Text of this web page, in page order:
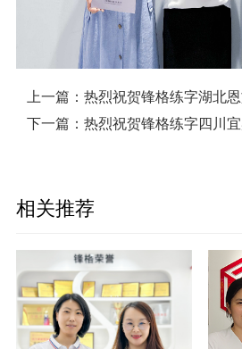
上一篇： 热烈祝贺锋格练字湖北
下一篇： 热烈祝贺锋格练字四川宜
相关推荐